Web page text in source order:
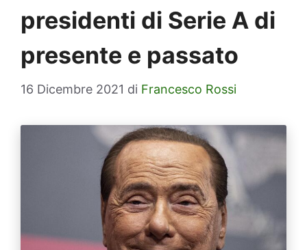
presidenti di Serie A di
presente e passato
16 Dicembre 2021 di Francesco Rossi